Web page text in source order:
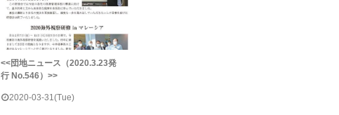
<<団地ニュース（2020.3.23発
行 No.546）>>
2020-03-31(Tue)